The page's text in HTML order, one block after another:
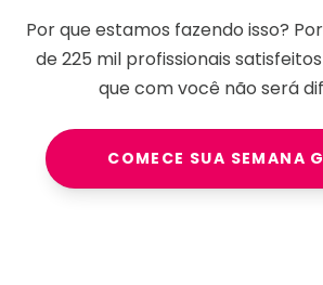
Por que estamos fazendo isso?
de225 milprofissionais
que com você não será
COMECE SUA SEMANA